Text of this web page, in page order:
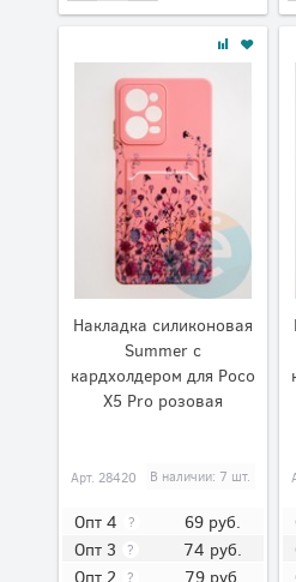
Накладка силиконовая
Summer с
кардхолдером для Poco
X5 Pro розовая
Арт. 28420 В наличии: 7 шт.
Опт 4 ? 69 руб.
Опт 3 ? 74 руб.
Опт 2 ? 79 руб.